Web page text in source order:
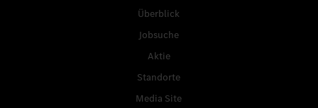
Überblick
Jobsuche
Aktie
Standorte
Media Site